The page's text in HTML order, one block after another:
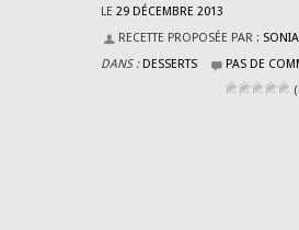
LE 29 DÉCEMBRE 2013
RECETTE PROPOSÉE PAR :
DANS : DESSERTS
PAS DE